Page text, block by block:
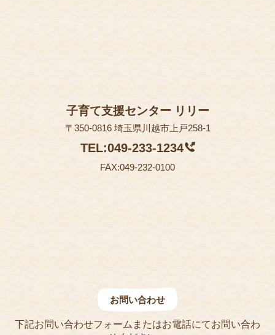
子育て支援センター リリー
〒350-0816 埼玉県川越市上戸258-1
TEL:049-233-1234
FAX:049-232-0100
お問い合わせ
下記お問い合わせフォームまたはお電話にてお問い合わ